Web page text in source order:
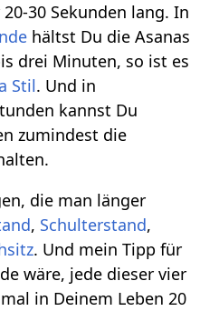
30 Sekunden lang. In
hältst Du die Asanas
drei Minuten, so ist es
Stil. Und in
kannst Du
zumindest die
die man länger
, Schulterstand,
. Und mein Tipp für
wäre, jede dieser vier
in Deinem Leben 20